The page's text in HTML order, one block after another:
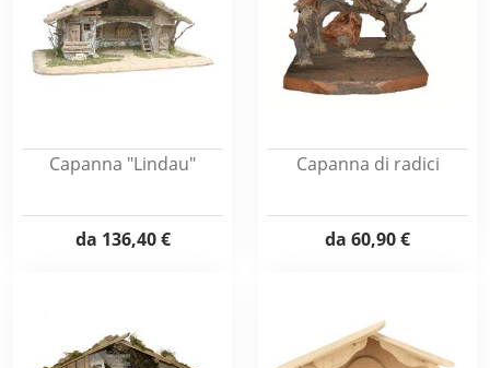
Capanna "Lindau"
da 136,40 €
Capanna di radici
da 60,90 €